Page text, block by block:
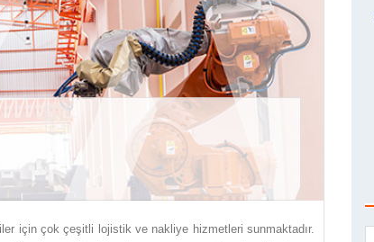
için çok çeşitli lojistik ve nakliye hizmetleri sunmaktadır.